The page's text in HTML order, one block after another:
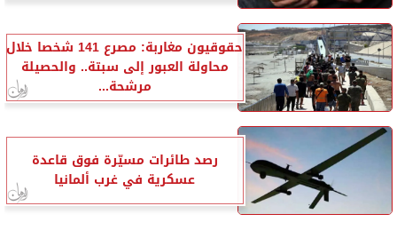
حقوقيون مغاربة: مصرع 141 شخصا خلال
محاولة العبور إلى سبتة.. والحصيلة
مرشحة...
رصد طائرات مسيّرة فوق قاعدة
عسكرية في غرب ألمانيا